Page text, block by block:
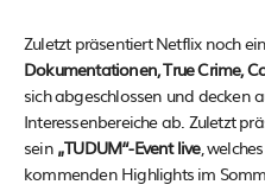
Zuletzt präsentiert Netflix noch
Dokumentationen, True Crime,
sich abgeschlossen und decken
Interessenbereiche ab. Zuletzt
sein „TUDUM“-Event live,
kommenden Highlights im